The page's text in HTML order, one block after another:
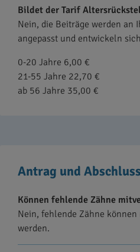
Bildet der Tarif
Nein, die Beiträge werden an
angepasst und entwickeln
0-20 Jahre 6,00 €
21-55 Jahre 22,70 €
ab 56 Jahre 35,00 €
Antrag und Abschluss
Können fehlende Zähne
Nein, fehlende Zähne
werden.